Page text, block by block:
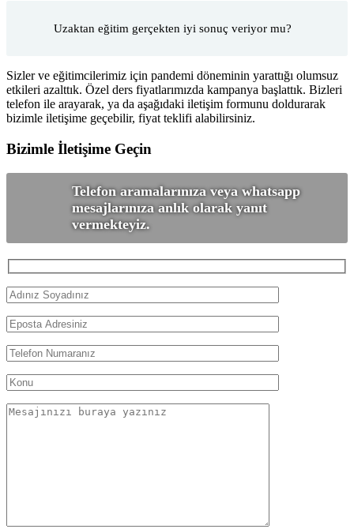
Uzaktan eğitim gerçekten iyi sonuç veriyor mu?
Sizler ve eğitimcilerimiz için pandemi döneminin yarattığı olumsuz
etkileri azalttık. Özel ders fiyatlarımızda kampanya başlattık. Bizleri
telefon ile arayarak, ya da aşağıdaki iletişim formunu doldurarak
bizimle iletişime geçebilir, fiyat teklifi alabilirsiniz.
Bizimle İletişime Geçin
Telefon aramalarınıza veya whatsapp
mesajlarınıza anlık olarak yanıt
vermekteyiz.